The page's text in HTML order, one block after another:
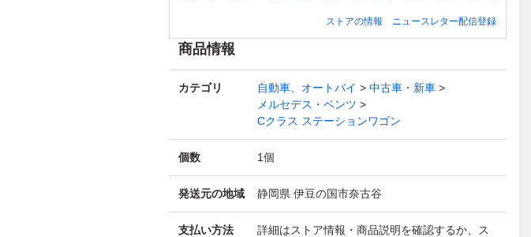
一時抹消 DBA-LA
車検スタート!エブ
ウインド 4WD E-J
良好☆後期型上級
ストアの情報 ニュースレター配信登録
商品情報
カテゴリ 自動車、オートバイ
中古車・新車
メルセデス・ベンツ
Cクラス ステーションワゴン
個数 1個
発送元の地域 静岡県 伊豆の国市奈古谷
支払い方法
詳細はストア情報・商品説明を確認するか、ス